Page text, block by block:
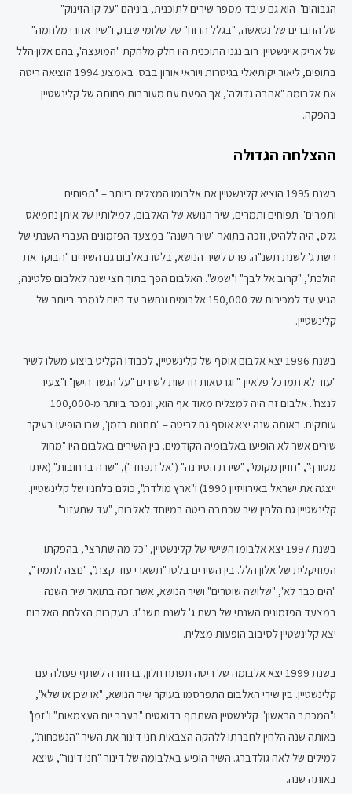
הגבוהים". הוא גם עיבד מספר שירים לתוכנית, ביניהם "על קו הזינוק"
של החברים של נטאשה, "בגלל הרוח" של שלומי שבת, ו"שיר אחרי מלחמה"
של אריק איינשטיין. רוב נגני התוכנית היו חלק מלהקת "המועצה", בהם אלון הלל
בתופים, ליאור יקותיאלי בגיטרות ויוראי אורון בבס. באמצע 1994 הוציאה ריטה
את אלבומה "אהבה גדולה", אך הפעם עם מעורבות פחותה של קלינשטיין
בהפקה.
ההצלחה הגדולה
בשנת 1995 הוציא קלינשטיין את אלבומו המצליח ביותר – "תפוחים
ותמרים". תפוחים ותמרים, שיר הנושא של האלבום, למילותיו של איתן נחמיאס
גלס, היה ללהיט, וזכה בתואר "שיר השנה" במצעד הפזמונים העברי השנתי של
רשת ג' לשנת תשנ"ה. פרט לשיר הנושא, בלטו באלבום גם השירים "הבוקר את
הולכת", "קרוב אל לבך" ו"שמש". האלבום הפך בתוך חצי שנה לאלבום פלטינה,
הגיע עד למכירות של 150,000 אלבומים ונחשב עד היום לנמכר ביותר של
קלינשטיין.
בשנת 1996 יצא אלבום אוסף של קלינשטיין, לכבודו הקליט ביצוע משלו לשיר
"עוד לא תמו כל פלאייך" וגרסאות חדשות לשירים "על הגשר הישן" ו"צעיר
לנצח". אלבום זה היה למצליח מאוד אף הוא, ונמכר ביותר מ-100,000
עותקים. באותה שנה יצא אוסף גם לריטה – "תחנות בזמן", שבו הופיעו בעיקר
שירים אשר לא הופיעו באלבומיה הקודמים. בין השירים באלבום היו "מחול
מטורף", "חזיון מקומי", "שירת הסירנה" ("אל תפחד"), "שרה ברחובות" (איתו
ייצגה את ישראל באירוויזיון 1990) ו"ארץ מולדת", כולם בלחניו של קלינשטיין.
קלינשטיין גם הלחין שיר שכתבה ריטה במיוחד לאלבום, "עד שתעזוב".
בשנת 1997 יצא אלבומו השישי של קלינשטיין, "כל מה שתרצי", בהפקתו
המוזיקלית של אלון הלל. בין השירים בלטו "תשארי עוד קצת", "נוצה לתמיד",
"הים כבר לא", "שלושה שוטרים" ושיר הנושא, אשר זכה בתואר שיר השנה
במצעד הפזמונים השנתי של רשת ג' לשנת תשנ"ז. בעקבות הצלחת האלבום
יצא קלינשטיין לסיבוב הופעות מצליח.
בשנת 1999 יצא אלבומה של ריטה תפתח חלון, בו חזרה לשתף פעולה עם
קלינשטיין. בין שירי האלבום התפרסמו בעיקר שיר הנושא, "או שכן או שלא",
ו"המכתב הראשון". קלינשטיין השתתף בדואטים "בערב יום העצמאות" ו"זמן".
באותה שנה הלחין לחברתו ללהקה הצבאית חני דינור את השיר "הנשכחות",
למילים של לאה גולדברג. השיר הופיע באלבומה של דינור "חני דינור", שיצא
באותה שנה.